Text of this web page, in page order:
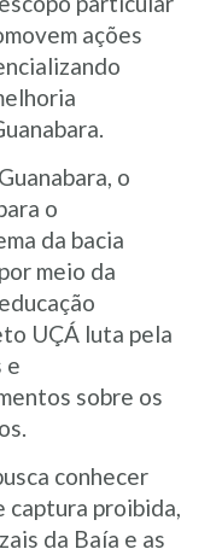
ações
o
o
da bacia
meio da
UÇÁ luta pela
e
sobre os
conhecer
captura proibida,
da Baía e as